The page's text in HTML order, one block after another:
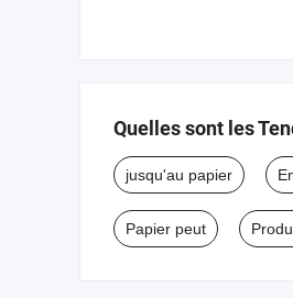
Quelles sont les
jusqu'au papier
Papier peut